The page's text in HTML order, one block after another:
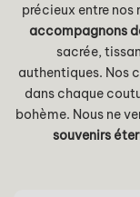
précieux entre nos
accompagnons
sacrée,
authentiques. Nos
dans chaque
bohème. Nous ne
souvenirs